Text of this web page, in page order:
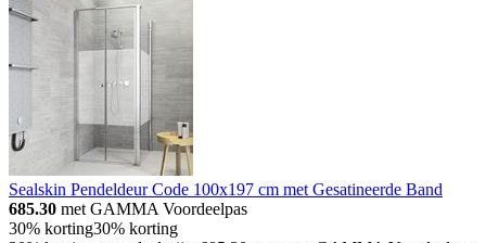
Sealskin Pendeldeur Code 100x197 cm met Gesatineerde Band
685.30 met GAMMA Voordeelpas
30% korting30% korting